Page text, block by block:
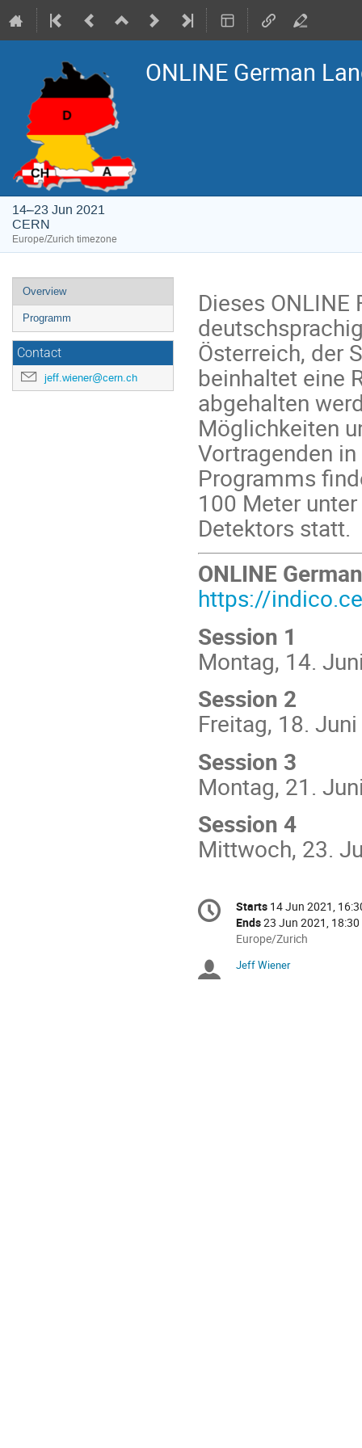
ONLINE German
14–23 Jun 2021
CERN
Europe/Zurich timezone
Event
menu
Overview
Programm
Contact
jeff.wiener@cern.ch
Dieses
Österreich, der
beinhaltet eine
abgehalten
Möglichkeiten
Vortragenden
Programms
100 Meter
Detektors statt.
ONLINE
https://
Session 1
Montag, 14.
Session 2
Freitag, 18.
Session 3
Montag, 21.
Session 4
Mittwoch, 23.
Conference
information
Date/Time
Starts 14 Jun 2021,
Ends23 Jun 2021, 18:30
All
are
Europe/Zurich
Chairpersons
Jeff Wiener